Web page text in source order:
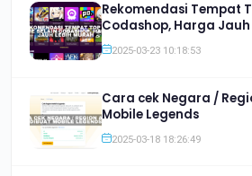
Rekomendasi Tempat
Codashop, Harga
2025-03-23 10:18:53
Cara cek Negara /
Mobile Legends
2025-03-18 18:26:49